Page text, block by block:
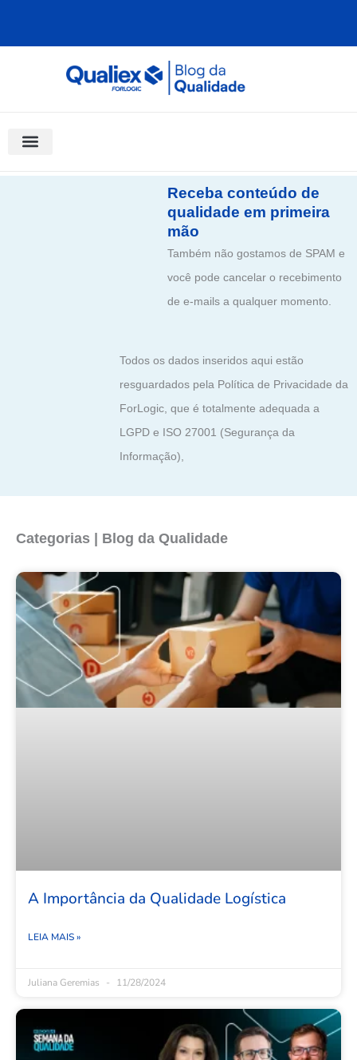
Receba conteúdo de
qualidade em primeira
mão
Também não gostamos de SPAM e
você pode cancelar o recebimento
de e-mails a qualquer momento.
Todos os dados inseridos aqui estão
resguardados pela Política de Privacidade da
ForLogic, que é totalmente adequada a
LGPD e ISO 27001 (Segurança da
Informação),
Categorias | Blog da Qualidade
A Importância da Qualidade Logística
LEIA MAIS »
Juliana Geremias 11/28/2024
Página
Página
Página
Página
Página